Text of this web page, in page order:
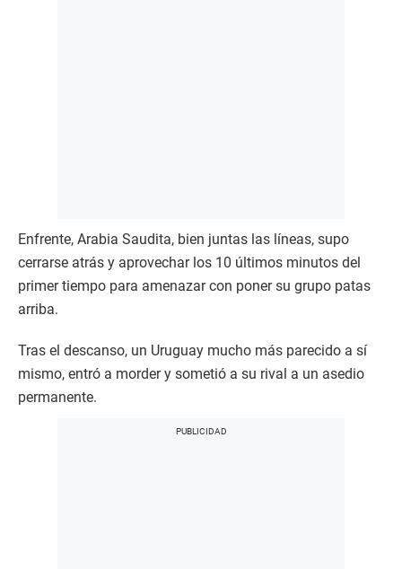
Enfrente, Arabia Saudita, bien juntas las líneas, supo
cerrarse atrás y aprovechar los 10 últimos minutos del
primer tiempo para amenazar con poner su grupo patas
arriba.
Tras el descanso, un Uruguay mucho más parecido a sí
mismo, entró a morder y sometió a su rival a un asedio
permanente.